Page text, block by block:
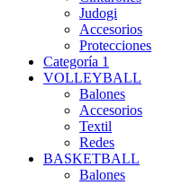
Judogi
Accesorios
Protecciones
Categoría 1
VOLLEYBALL
Balones
Accesorios
Textil
Redes
BASKETBALL
Balones